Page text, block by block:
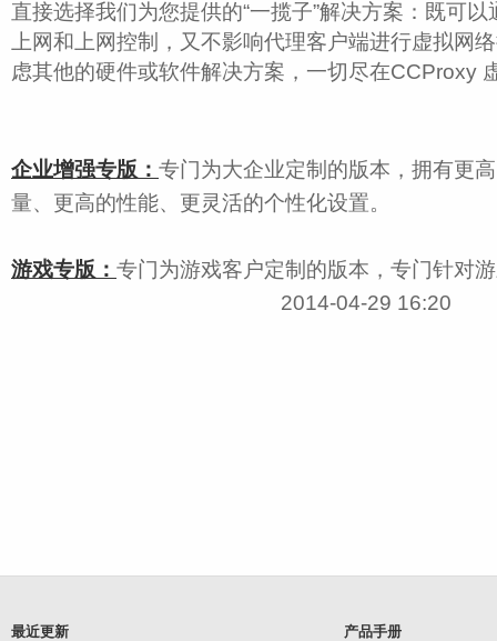
直接选择我们为您提供的“一揽子”解决方案：既可
上网和上网控制，又不影响代理客户端进行虚拟网
虑其他的硬件或软件解决方案，一切尽在CCProxy
企业增强专版： 专门为大企业定制的版本，拥有更
量、更高的性能、更灵活的个性化设置。
游戏专版： 专门为游戏客户定制的版本，专门针对
2014-04-29 16:20
最近更新 产品手册